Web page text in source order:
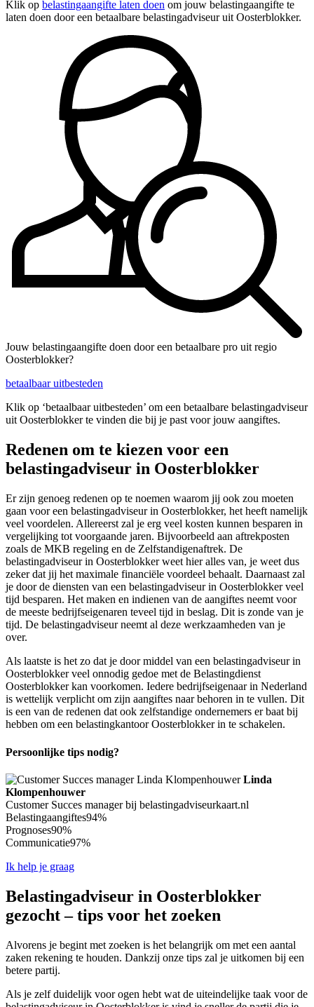
Klik op belastingaangifte laten doen om jouw belastingaangifte te
laten doen door een betaalbare belastingadviseur uit Oosterblokker.
Jouw belastingaangifte doen door een betaalbare pro uit regio
Oosterblokker?
betaalbaar uitbesteden
Klik op ‘betaalbaar uitbesteden’ om een betaalbare belastingadviseur
uit Oosterblokker te vinden die bij je past voor jouw aangiftes.
Redenen om te kiezen voor een
belastingadviseur in Oosterblokker
Er zijn genoeg redenen op te noemen waarom jij ook zou moeten
gaan voor een belastingadviseur in Oosterblokker, het heeft namelijk
veel voordelen. Allereerst zal je erg veel kosten kunnen besparen in
vergelijking tot voorgaande jaren. Bijvoorbeeld aan aftrekposten
zoals de MKB regeling en de Zelfstandigenaftrek. De
belastingadviseur in Oosterblokker weet hier alles van, je weet dus
zeker dat jij het maximale financiële voordeel behaalt. Daarnaast zal
je door de diensten van een belastingadviseur in Oosterblokker veel
tijd besparen. Het maken en indienen van de aangiftes neemt voor
de meeste bedrijfseigenaren teveel tijd in beslag. Dit is zonde van je
tijd. De belastingadviseur neemt al deze werkzaamheden van je
over.
Als laatste is het zo dat je door middel van een belastingadviseur in
Oosterblokker veel onnodig gedoe met de Belastingdienst
Oosterblokker kan voorkomen. Iedere bedrijfseigenaar in Nederland
is wettelijk verplicht om zijn aangiftes naar behoren in te vullen. Dit
is een van de redenen dat ook zelfstandige ondernemers er baat bij
hebben om een belastingkantoor Oosterblokker in te schakelen.
Persoonlijke tips nodig?
Linda
Klompenhouwer
Customer Succes manager bij belastingadviseurkaart.nl
Belastingaangiftes94%
Prognoses90%
Communicatie97%
Ik help je graag
Belastingadviseur in Oosterblokker
gezocht – tips voor het zoeken
Alvorens je begint met zoeken is het belangrijk om met een aantal
zaken rekening te houden. Dankzij onze tips zal je uitkomen bij een
betere partij.
Als je zelf duidelijk voor ogen hebt wat de uiteindelijke taak voor de